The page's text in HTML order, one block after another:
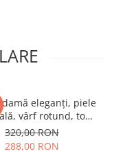
damă eleganți, piele
vârf rotund, toc
mediu, negru
320,00 RON
288,00 RON